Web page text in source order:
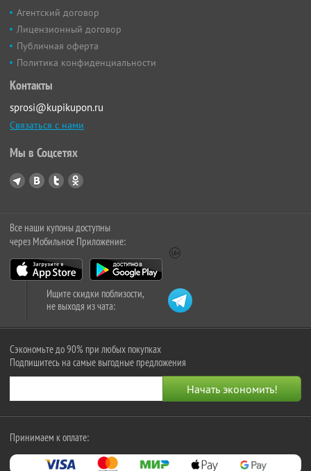
Агентский договор
Лицензионный договор
Публичная оферта
Политика конфиденциальности
Контакты
sprosi@kupikupon.ru
Связаться с нами
Мы в Соцсетях
Все наши купоны доступны
через Мобильное Приложение:
Ищите скидки поблизости,
не выходя из чата:
Сэкономьте до 90% при любых покупках
Подпишитесь на самые выгодные предложения
Принимаем к оплате: